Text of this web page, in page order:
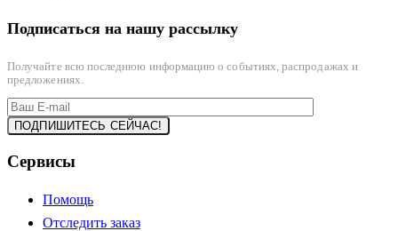
Подписаться на нашу рассылку
Получайте всю последнюю информацию о событиях, распродажах и
предложениях.
Сервисы
Помощь
Отследить заказ